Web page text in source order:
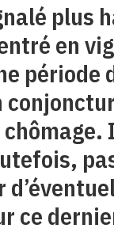
plus
en
période
ce